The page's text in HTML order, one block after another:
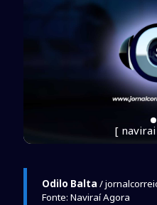
[
Odilo Balta /
Fonte: Naviraí Agora